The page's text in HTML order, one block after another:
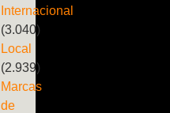
Internacional
(3.040)
Local
(2.939)
Marcas
de